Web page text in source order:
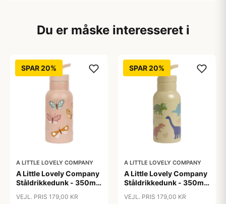
Du er måske interesseret i
SPAR 20%
A LITTLE LOVELY COMPANY
A Little Lovely Company
Ståldrikkedunk - 350ml
VEJL. PRIS 179,00 KR
SPAR 20%
A LITTLE LOVELY COMPANY
A Little Lovely Company
Ståldrikkedunk - 350ml
VEJL. PRIS 179,00 KR